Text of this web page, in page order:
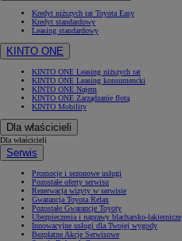
Kredyt niższych rat Toyota Easy
Kredyt standardowy
Leasing standardowy
KINTO ONE
KINTO ONE Leasing niższych rat
KINTO ONE Leasing konsumencki
KINTO ONE Najem
KINTO ONE Zarządzanie flotą
KINTO Mobility
Dla właścicieli
Dla właścicieli
Serwis
Promocje i sezonowe usługi
Pozostałe oferty serwisu
Rezerwacja wizyty w serwisie
Gwarancja Toyota Relax
Pozostałe Gwarancje Toyoty
Ubezpieczenia i naprawy blacharsko-lakiernicze
Innowacyjne usługi dla Twojej wygody
Bezpłatne Akcje Serwisowe